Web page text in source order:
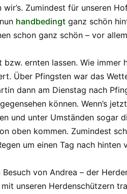
wir’s. Zumindest für unseren
handbedingt ganz schön
schon ganz schön – vor
bzw. ernten lassen. Wie
Über Pfingsten war das
dann am Dienstag nach
können. Wenn’s
und unter Umständen sogar
oben kommen. Zumindest
um einen Tag nach hinten
von Andrea – der
unseren Herdenschützern